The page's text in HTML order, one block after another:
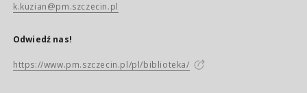
k.kuzian@pm.szczecin.pl
Odwiedź nas!
https://www.pm.szczecin.pl/pl/biblioteka/